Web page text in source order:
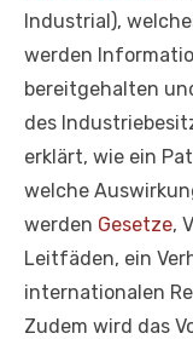
Industrial),
werden
bereitgehalten
des
erklärt, wie ein
welche
werden Gesetze,
Leitfäden, ein
internationalen
Zudem wird das